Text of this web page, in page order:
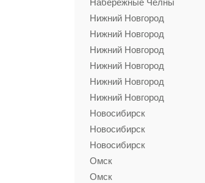
Набережные Челны
Нижний Новгород
Нижний Новгород
Нижний Новгород
Нижний Новгород
Нижний Новгород
Нижний Новгород
Новосибирск
Новосибирск
Новосибирск
Омск
Омск